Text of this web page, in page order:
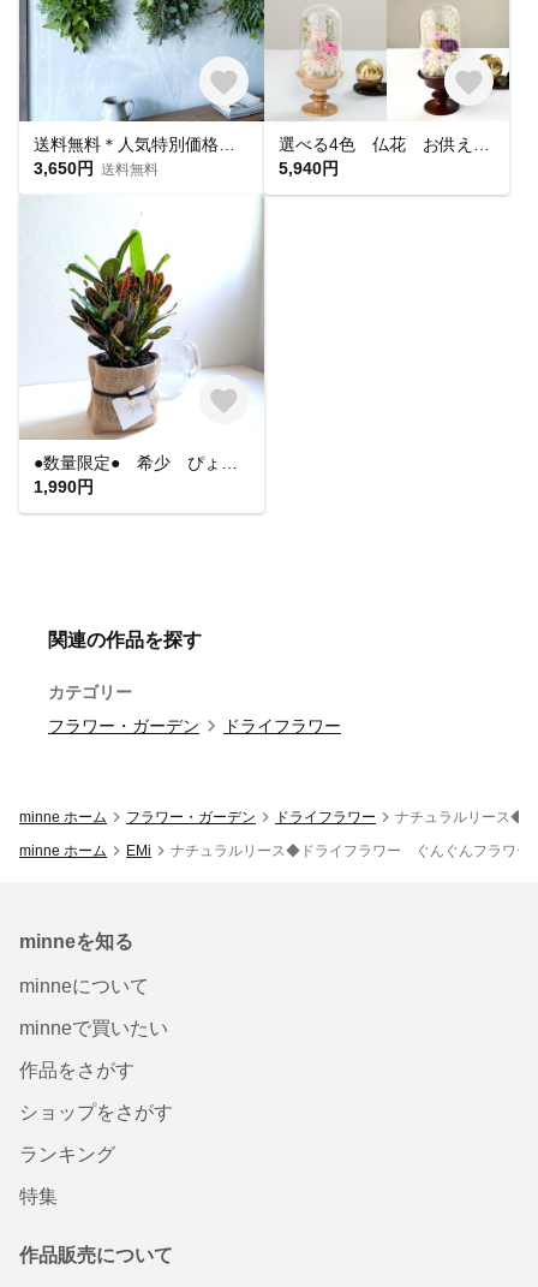
3,650円 送料無料
5,940円
1,990円
関連の作品を探す
カテゴリー
フラワー・ガーデン
ドライフラワー
minne ホーム フラワー・ガーデン ドライフラワー
ナチュラルリース◆
minne ホーム
EMi ナチュラルリース◆ドライフラワー ぐんぐんフラワー
minneを知る
minneについて
minneで買いたい
作品をさがす
ショップをさがす
ランキング
特集
作品販売について